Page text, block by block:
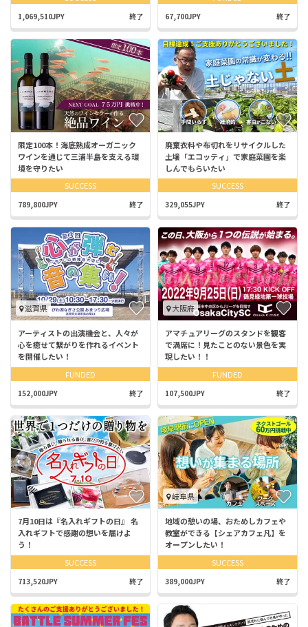
1,069,510JPY 終了 67,700JPY 終了
限定100本！海底熟成オーガニック
ワインを通じて三浦半島を支える環
境を守りたい
SUCCESS
789,800JPY 終了
廃棄衣料や布切れをリサイクルした
土壌「エコッティ」で家庭菜園を楽
しんでもらいたい
SUCCESS
329,055JPY 終了
滋賀県
アーティストの出演機会と、人々が
心を癒せて繋がりを作れるイベント
を開催したい！
FUNDED
152,000JPY 終了
大阪府
アマチュアリーグのスタンドを観客
で満席に！見たことのない景色を実
現したい！！
FUNDED
107,500JPY 終了
7月10日は『名入れギフトの日』 名
入れギフトで感謝の想いを届けよ
う！
SUCCESS
713,520JPY 終了
岐阜県
地域の憩いの場、おためしカフェや
教室ができる【シェアカフェ凡】を
オープンしたい！
SUCCESS
389,000JPY 終了